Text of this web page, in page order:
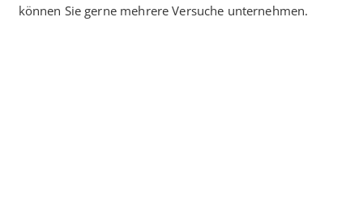
können Sie gerne mehrere Versuche unternehmen.